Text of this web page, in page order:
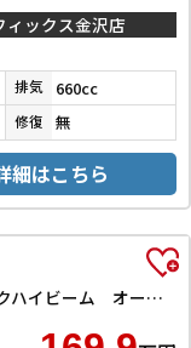
ィックス金沢店
排気 660cc
修復 無
細はこちら
X 両側スライド・片側電動 オートマチックハイビーム オートライト スマートキー アイドリングストップ 電動格納ミラー ベンチシート CVT USB エアコン パワーステアリング パワーウィンドウ